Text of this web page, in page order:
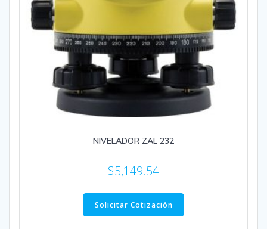
NIVELADOR ZAL 232
$5,149.54
Solicitar Cotización